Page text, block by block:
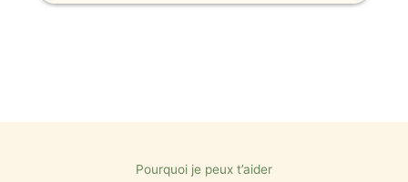
Pourquoi je peux t’aider